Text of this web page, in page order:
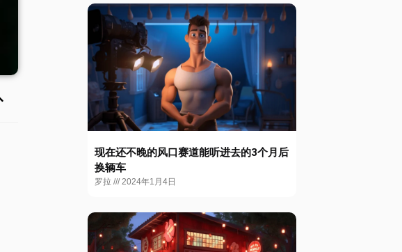
现在还不晚的风口赛道能听进去的3个月后
换辆车
罗拉 2024年1月4日